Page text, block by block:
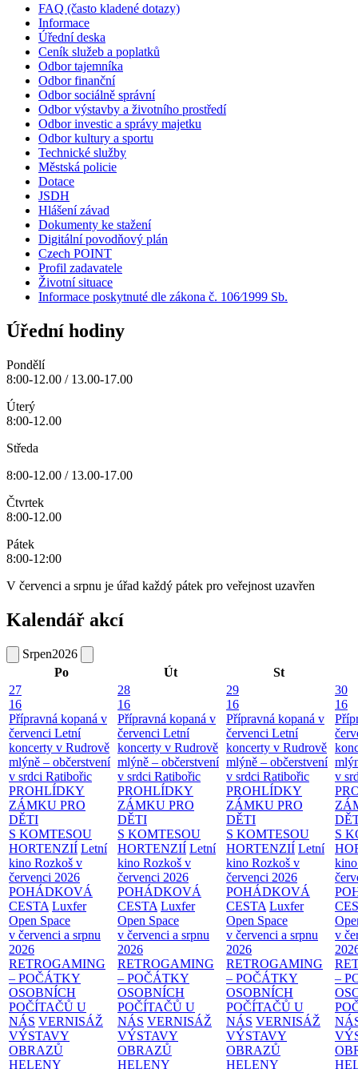
FAQ (často kladené dotazy)
Informace
Úřední deska
Ceník služeb a poplatků
Odbor tajemníka
Odbor finanční
Odbor sociálně správní
Odbor výstavby a životního prostředí
Odbor investic a správy majetku
Odbor kultury a sportu
Technické služby
Městská policie
Dotace
JSDH
Hlášení závad
Dokumenty ke stažení
Digitální povodňový plán
Czech POINT
Profil zadavatele
Životní situace
Informace poskytnuté dle zákona č. 106⁄1999 Sb.
Úřední hodiny
Pondělí
8:00-12.00 / 13.00-17.00
Úterý
8:00-12.00
Středa
8:00-12.00 / 13.00-17.00
Čtvrtek
8:00-12.00
Pátek
8:00-12:00
V červenci a srpnu je úřad každý pátek pro veřejnost uzavřen
Kalendář akcí
Srpen2026
Po
Út
St
27
16
Přípravná kopaná v
červenci Letní
koncerty v Rudrově
mlýně – občerstvení
v srdci Ratibořic
PROHLÍDKY
ZÁMKU PRO
DĚTI
S KOMTESOU
HORTENZIÍ Letní
kino Rozkoš v
červenci 2026
POHÁDKOVÁ
CESTA Luxfer
Open Space
v červenci a srpnu
2026
RETROGAMING
– POČÁTKY
OSOBNÍCH
POČÍTAČŮ U
NÁS VERNISÁŽ
VÝSTAVY
OBRAZŮ
HELENY
28
16
Přípravná kopaná v
červenci Letní
koncerty v Rudrově
mlýně – občerstvení
v srdci Ratibořic
PROHLÍDKY
ZÁMKU PRO
DĚTI
S KOMTESOU
HORTENZIÍ Letní
kino Rozkoš v
červenci 2026
POHÁDKOVÁ
CESTA Luxfer
Open Space
v červenci a srpnu
2026
RETROGAMING
– POČÁTKY
OSOBNÍCH
POČÍTAČŮ U
NÁS VERNISÁŽ
VÝSTAVY
OBRAZŮ
HELENY
29
16
Přípravná kopaná v
červenci Letní
koncerty v Rudrově
mlýně – občerstvení
v srdci Ratibořic
PROHLÍDKY
ZÁMKU PRO
DĚTI
S KOMTESOU
HORTENZIÍ Letní
kino Rozkoš v
červenci 2026
POHÁDKOVÁ
CESTA Luxfer
Open Space
v červenci a srpnu
2026
RETROGAMING
– POČÁTKY
OSOBNÍCH
POČÍTAČŮ U
NÁS VERNISÁŽ
VÝSTAVY
OBRAZŮ
HELENY
30
16
v
S
v
–